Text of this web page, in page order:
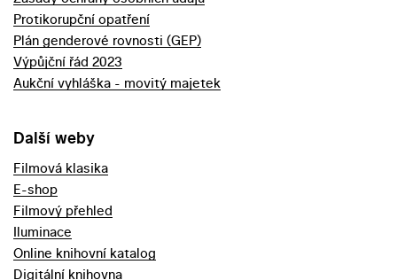
Protikorupční opatření
Plán genderové rovnosti (GEP)
Výpůjční řád 2023
Aukční vyhláška - movitý majetek
Další weby
Filmová klasika
E-shop
Filmový přehled
Iluminace
Online knihovní katalog
Digitální knihovna